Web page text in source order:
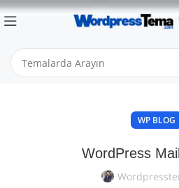
WP BLOG
WordPress